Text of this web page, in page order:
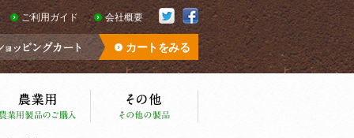
ご利用ガイド 会社概要
カートをみる